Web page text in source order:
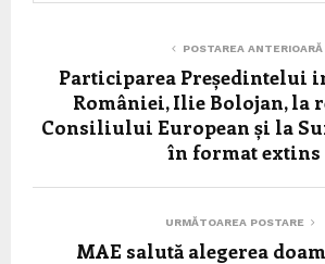
POSTAREA ANTERIOARĂ
Participarea Președintelui
României, Ilie Bolojan, la
Consiliului European și la
în format extins
URMĂTOAREA POSTARE
MAE salută alegerea